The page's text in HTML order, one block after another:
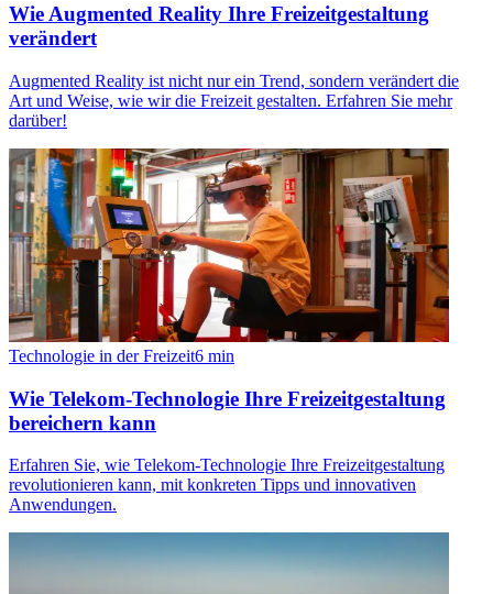
Wie Augmented Reality Ihre Freizeitgestaltung
verändert
Augmented Reality ist nicht nur ein Trend, sondern verändert die
Art und Weise, wie wir die Freizeit gestalten. Erfahren Sie mehr
darüber!
Technologie in der Freizeit6 min
Wie Telekom-Technologie Ihre Freizeitgestaltung
bereichern kann
Erfahren Sie, wie Telekom-Technologie Ihre Freizeitgestaltung
revolutionieren kann, mit konkreten Tipps und innovativen
Anwendungen.